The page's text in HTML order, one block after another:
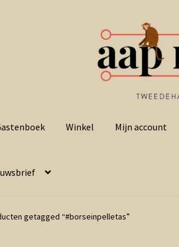
Winkel Mijn account
getagged “#borseinpelletas”